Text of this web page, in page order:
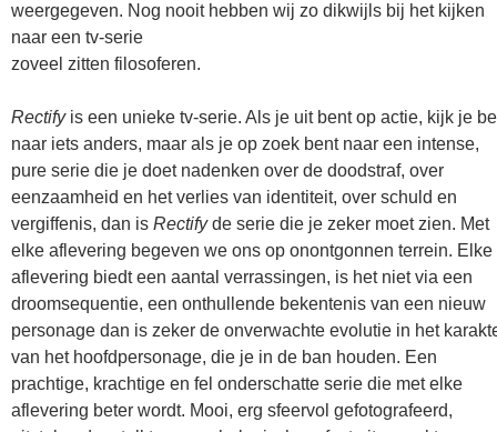
weergegeven. Nog nooit hebben wij zo dikwijls bij het kijken
naar een tv-serie
zoveel zitten filosoferen.
Rectifyis een unieke tv-serie. Als je uit bent op actie, kijk je
naar iets anders, maar als je op zoek bent naar een intense,
pure serie die je doet nadenken over de doodstraf, over
eenzaamheid en het verlies van identiteit, over schuld en
vergiffenis, dan is Rectifyde serie die je zeker moet zien. Met
elke aflevering begeven we ons op onontgonnen terrein. Elke
aflevering biedt een aantal verrassingen, is het niet via een
droomsequentie, een onthullende bekentenis van een nieuw
personage dan is zeker de onverwachte evolutie in het
van het hoofdpersonage, die je in de ban houden. Een
prachtige, krachtige en fel onderschatte serie die met elke
aflevering beter wordt. Mooi, erg sfeervol gefotografeerd,